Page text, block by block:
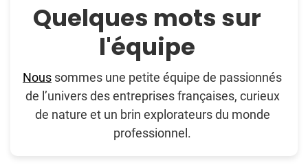
Quelques mots sur
l'équipe
Nous sommes une petite équipe de passionnés
de l’univers des entreprises françaises, curieux
de nature et un brin explorateurs du monde
professionnel.